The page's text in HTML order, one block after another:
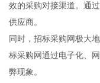
效的采购对接渠道。通
供应商。
同时，招标采购网极大
标采购网通过电子化、
弊现象。